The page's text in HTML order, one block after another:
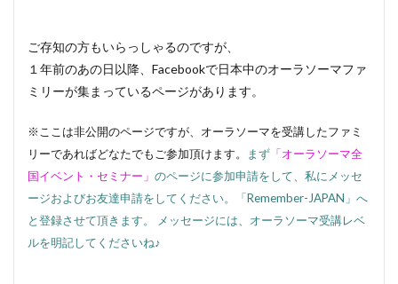
ご存知の方もいらっしゃるのですが、
１年前のあの日以降、Facebookで日本中のオーラソーマファ
ミリーが集まっているページがあります。
※ここは非公開のページですが、オーラソーマを受講したファミ
リーであればどなたでもご参加頂けます。
まず 「オーラソーマ全
国イベント・セミナー」 のページに参加申請をして、私にメッセ
ージおよびお友達申請をしてください。「Remember-JAPAN」へ
と登録させて頂きます。
メッセージには、オーラソーマ受講レベ
ルを明記してくださいね♪